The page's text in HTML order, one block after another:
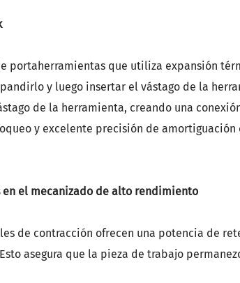
portaherramientas que utiliza expansión
y luego insertar el vástago de la
de la herramienta, creando una
y excelente precisión de
el mecanizado de alto rendimiento
de contracción ofrecen una potencia de
asegura que la pieza de trabajo